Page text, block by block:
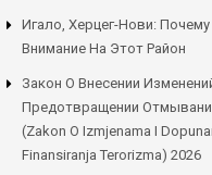
Игало, Херцег-Нови:
Внимание На Этот Район
Закон О Внесении
Предотвращении
(Zakon O Izmjenama I
Finansiranja Terorizma) 2026